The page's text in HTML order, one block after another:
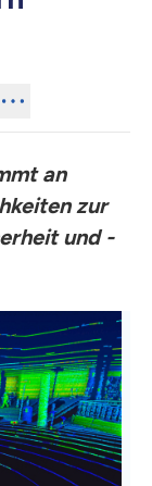
an
zur
und -